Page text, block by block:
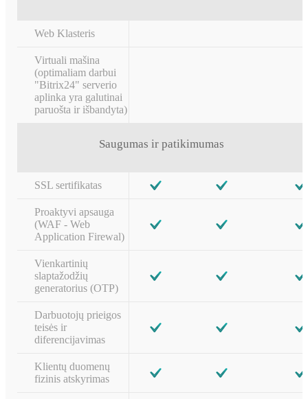
Web Klasteris
Virtuali mašina
(optimaliam darbui
"Bitrix24" serverio
aplinka yra galutinai
paruošta ir išbandyta)
Saugumas ir patikimumas
SSL sertifikatas
Proaktyvi apsauga
(WAF - Web
Application Firewal)
Vienkartinių
slaptažodžių
generatorius (OTP)
Darbuotojų prieigos
teisės ir
diferencijavimas
Klientų duomenų
fizinis atskyrimas